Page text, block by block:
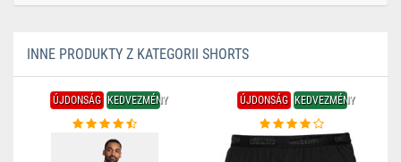
INNE PRODUKTY Z KATEGORII SHORTS
ÚJDONSÁG KEDVEZMÉNY ÚJDONSÁG KEDVEZMÉNY